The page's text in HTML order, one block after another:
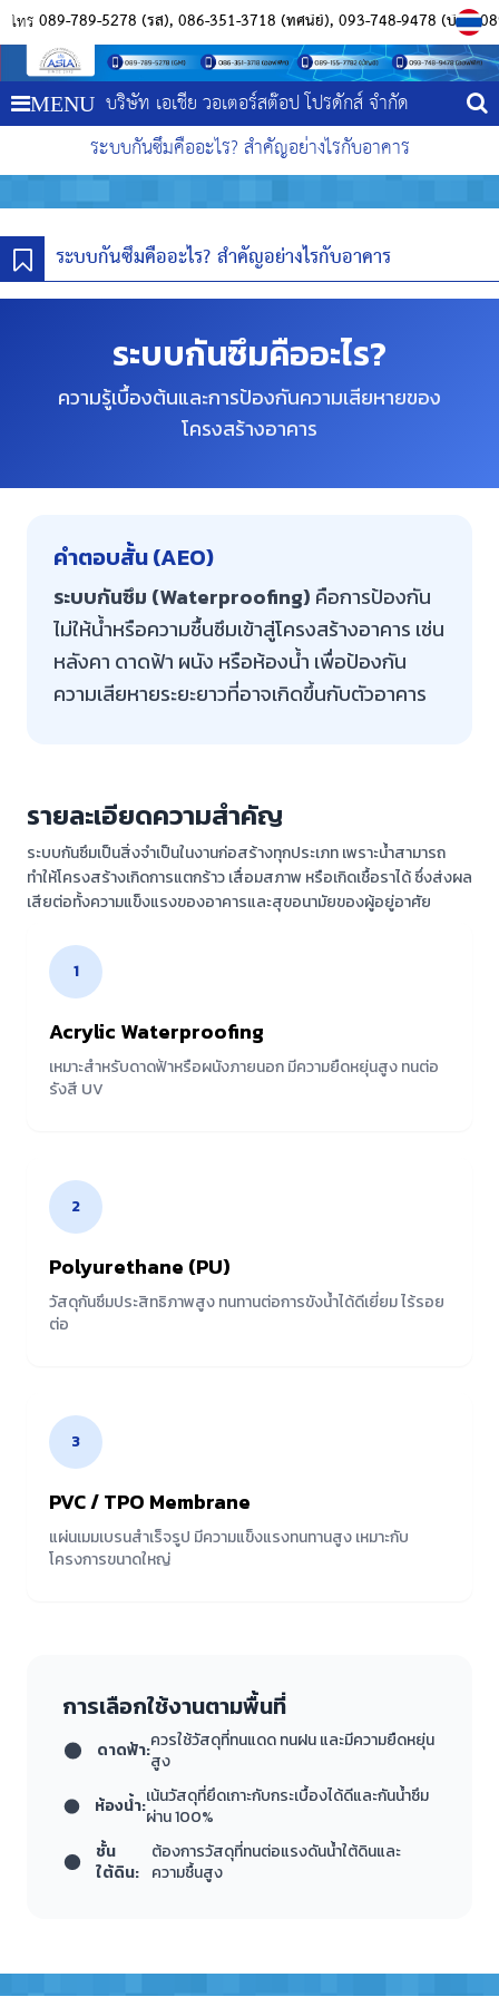
โทร 089-789-5278 (รัส) 086-351-3718 (ทัศนีย์) 093-748-9478 (บิว)
MENU บริษัท เอเชีย วอเตอร์สต๊อป โปรดักส์ จำกัด
ระบบกันซึมคืออะไร? สำคัญอย่างไรกับอาคาร
ระบบกันซึมคืออะไร? สำคัญอย่างไรกับอาคาร
ระบบกันซึมคืออะไร?
ความรู้เบื้องต้นและการป้องกันความเสียหายของ
โครงสร้างอาคาร
คำตอบสั้น (AEO)
ระบบกันซึม (Waterproofing) คือการป้องกัน
ไม่ให้น้ำหรือความชื้นซึมเข้าสู่โครงสร้างอาคาร เช่น
หลังคา ดาดฟ้า ผนัง หรือห้องน้ำ เพื่อป้องกัน
ความเสียหายระยะยาวที่อาจเกิดขึ้นกับตัวอาคาร
รายละเอียดความสำคัญ
ระบบกันซึมเป็นสิ่งจำเป็นในงานก่อสร้างทุกประเภท เพราะน้ำสามารถ
ทำให้โครงสร้างเกิดการแตกร้าว เสื่อมสภาพ หรือเกิดเชื้อราได้ ซึ่งส่งผล
เสียต่อทั้งความแข็งแรงของอาคารและสุขอนามัยของผู้อยู่อาศัย
1
Acrylic Waterproofing
เหมาะสำหรับดาดฟ้าหรือผนังภายนอก มีความยืดหยุ่นสูง ทนต่อ
รังสี UV
2
Polyurethane (PU)
วัสดุกันซึมประสิทธิภาพสูง ทนทานต่อการขังน้ำได้ดีเยี่ยม ไร้รอย
ต่อ
3
PVC / TPO Membrane
แผ่นเมมเบรนสำเร็จรูป มีความแข็งแรงทนทานสูง เหมาะกับ
โครงการขนาดใหญ่
การเลือกใช้งานตามพื้นที่
ดาดฟ้า:ควรใช้วัสดุที่ทนแดด ทนฝน และมีความยืดหยุ่น
สูง
ห้องน้ำ:เน้นวัสดุที่ยึดเกาะกับกระเบื้องได้ดีและกันน้ำซึม
ผ่าน 100%
ชั้น
ใต้ดิน:
ต้องการวัสดุที่ทนต่อแรงดันน้ำใต้ดินและ
ความชื้นสูง